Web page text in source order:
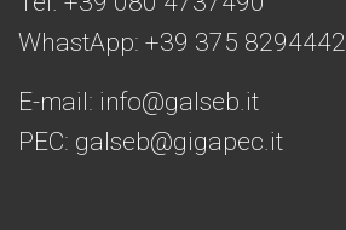
WhastApp: +39 375 8294442
E-mail: info@galseb.it
PEC: galseb@gigapec.it